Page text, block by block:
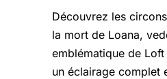
Découvrez les
la mort de Loana,
emblématique de
un éclairage complet